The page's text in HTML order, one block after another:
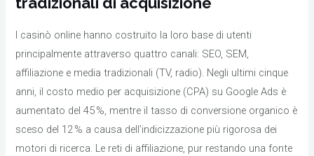
I casinò online hanno costruito la loro base di utenti
principalmente attraverso quattro canali: SEO, SEM,
affiliazione e media tradizionali (TV, radio). Negli ultimi cinque
anni, il costo medio per acquisizione (CPA) su Google Ads è
aumentato del 45 %, mentre il tasso di conversione organico è
sceso del 12 % a causa dell’indicizzazione più rigorosa dei
motori di ricerca. Le reti di affiliazione, pur restando una fonte